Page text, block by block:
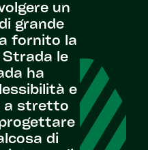
un
grande
fornito la
le
ha
e
a stretto
di